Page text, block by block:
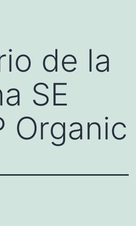
de la
SE
Organic